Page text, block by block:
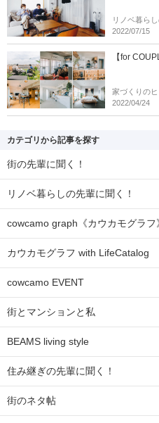
リノベ暮ら
2022/07/15
【for
家づくりのヒ
2022/04/24
カテゴリから記事を探す
街の先輩に聞く！
リノベ暮らしの先輩に聞く！
cowcamo graph《カウカモグラフ
カウカモグラフ with LifeCatalog
cowcamo EVENT
街とマンションと私
BEAMS living style
住み継ぎの先輩に聞く！
街のネタ帖